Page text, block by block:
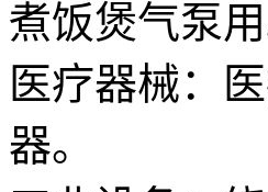
煮饭煲气泵用
医疗器械：
器。